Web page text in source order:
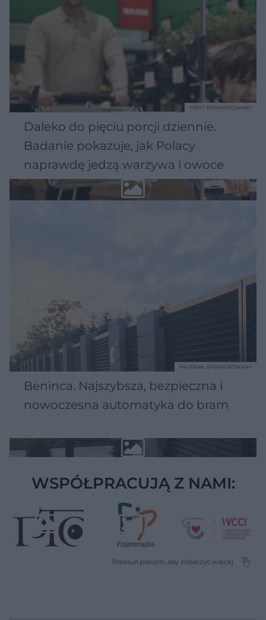
Daleko do pięciu porcji dziennie.
Badanie pokazuje, jak Polacy
naprawdę jedzą warzywa i owoce
TEKST SPONSOROWANY
Beninca. Najszybsza, bezpieczna i
nowoczesna automatyka do bram
MATERIAŁ SPONSOROWANY
WSPÓŁPRACUJĄ Z NAMI: